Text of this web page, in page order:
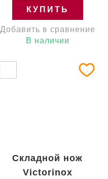
КУПИТЬ
Добавить в сравнение
В наличии
Складной нож
Victorinox